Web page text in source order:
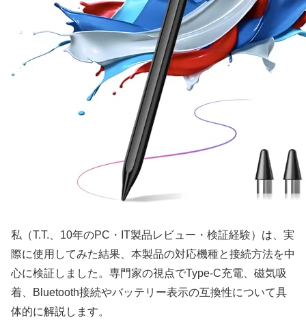
私（T.T.、10年のPC・IT製品レビュー・検証経験）は、実
際に使用してみた結果、本製品の対応機種と接続方法を中
心に検証しました。専門家の視点でType-C充電、磁気吸
着、Bluetooth接続やバッテリー表示の互換性について具
体的に解説します。